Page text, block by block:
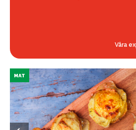
Våra
MAT